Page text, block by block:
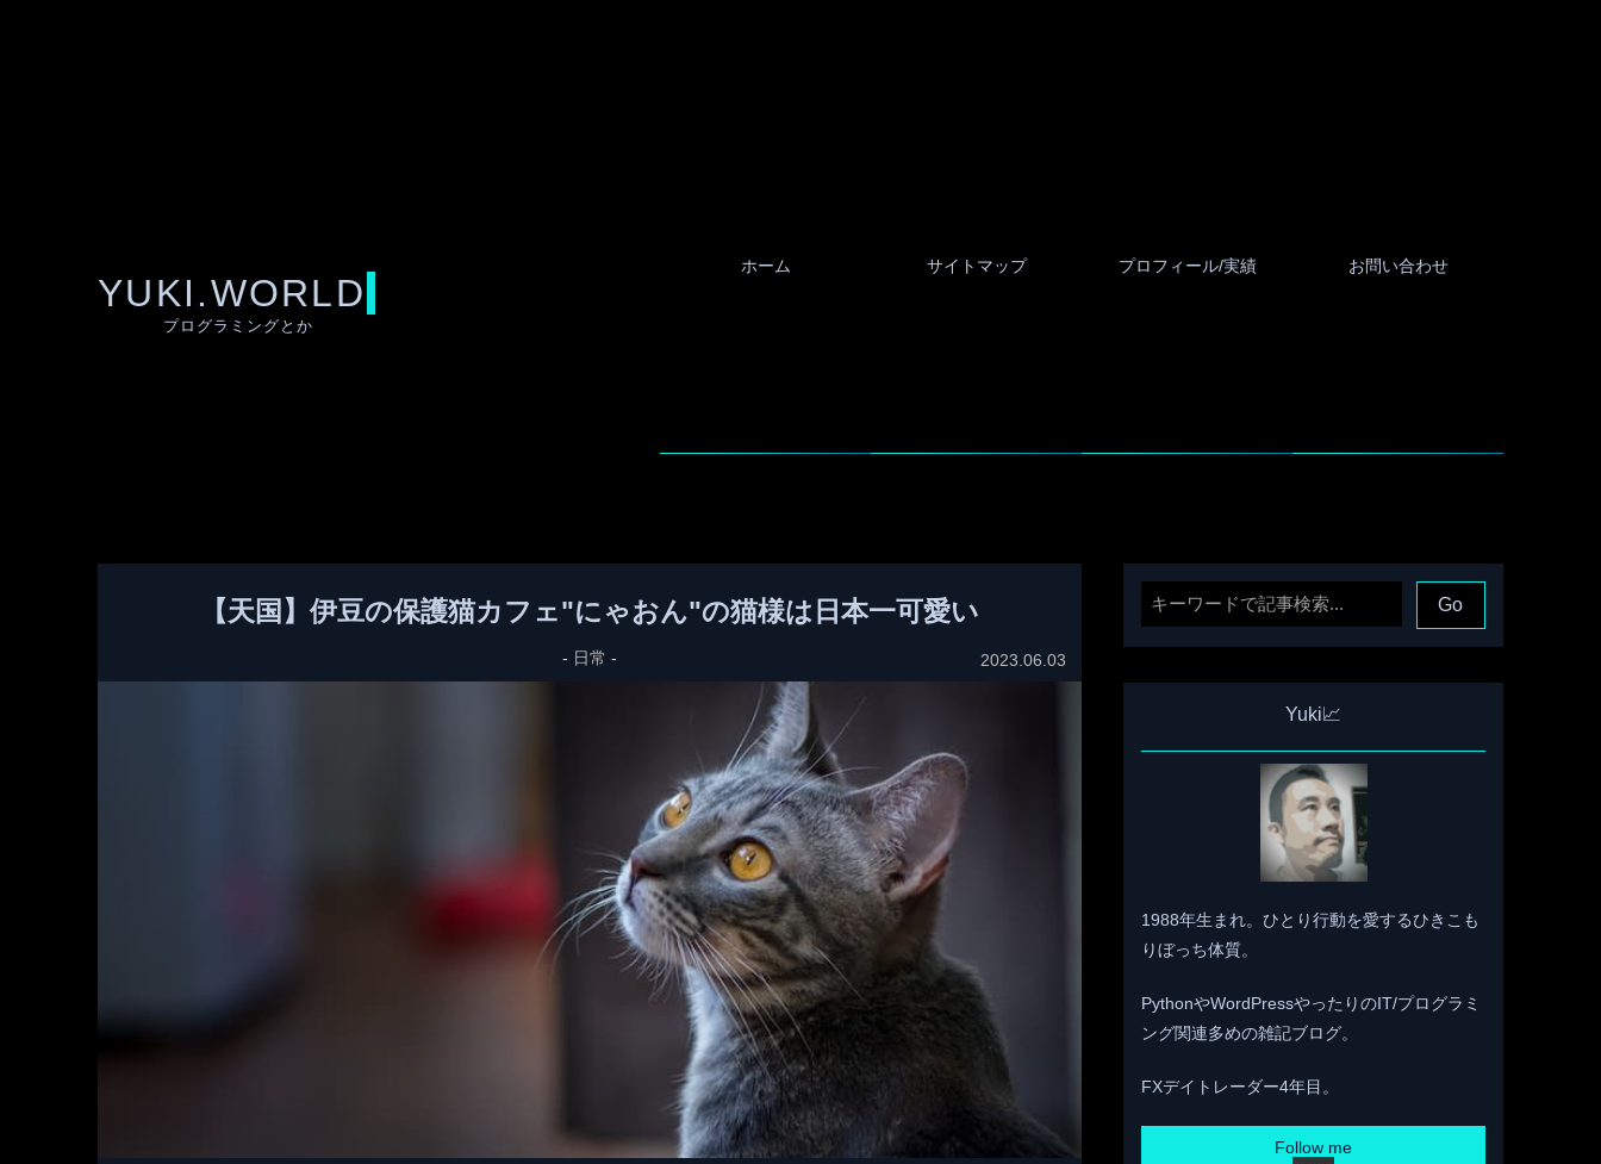
YUKI.WORLD
プログラミングとか
ホーム サイトマップ プロフィール/実績 お問い合わせ
【天国】伊豆の保護猫カフェ"にゃおん"の猫様は日本一可愛い
- 日常 - 2023.06.03
Yuki📈
1988年生まれ。ひとり行動を愛するひきこも
りぼっち体質。
PythonやWordPressやったりのIT/プログラミ
ング関連多めの雑記ブログ。
FXデイトレーダー4年目。
Follow me